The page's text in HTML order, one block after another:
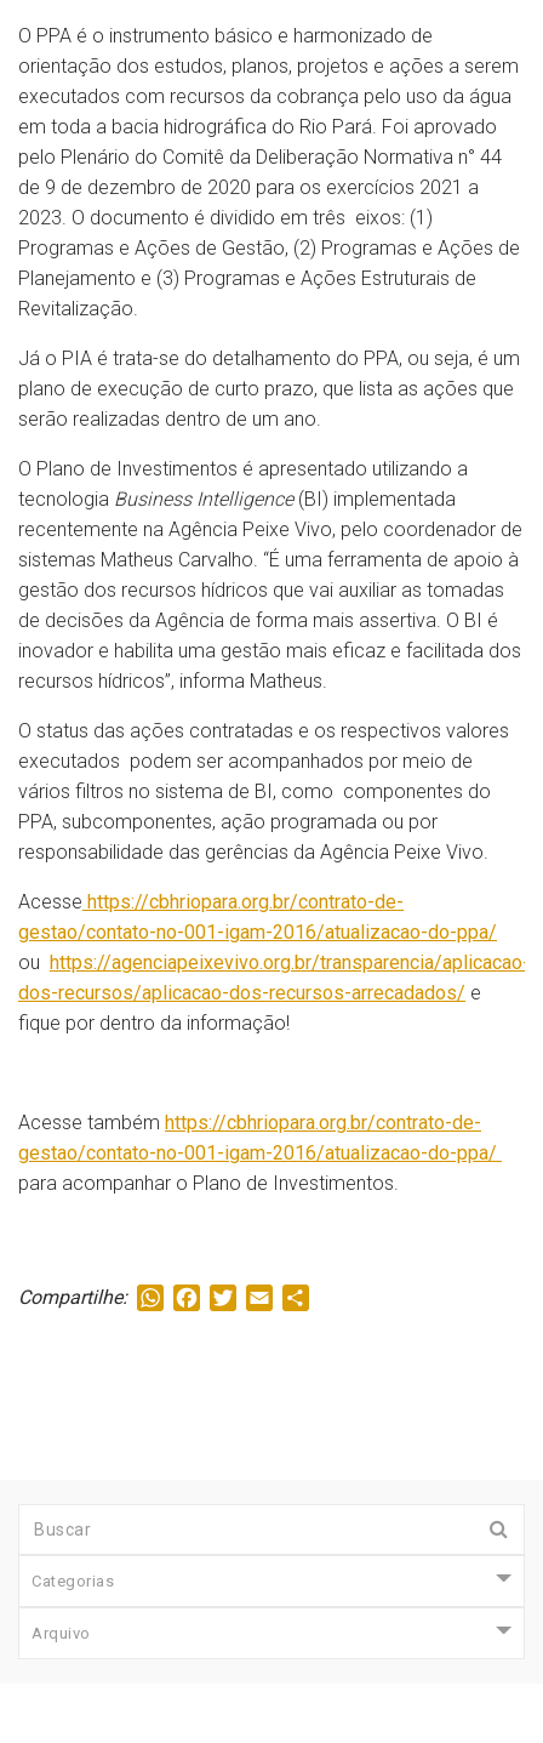
O PPA é o instrumento básico e harmonizado de
orientação dos estudos, planos, projetos e ações a serem
executados com recursos da cobrança pelo uso da água
em toda a bacia hidrográfica do Rio Pará. Foi aprovado
pelo Plenário do Comitê da Deliberação Normativa n° 44
de 9 de dezembro de 2020 para os exercícios 2021 a
2023. O documento é dividido em três eixos: (1)
Programas e Ações de Gestão, (2) Programas e Ações de
Planejamento e (3) Programas e Ações Estruturais de
Revitalização.
Já o PIA é trata-se do detalhamento do PPA, ou seja, é um
plano de execução de curto prazo, que lista as ações que
serão realizadas dentro de um ano.
O Plano de Investimentos é apresentado utilizando a
tecnologia Business Intelligence (BI) implementada
recentemente na Agência Peixe Vivo, pelo coordenador de
sistemas Matheus Carvalho. “É uma ferramenta de apoio à
gestão dos recursos hídricos que vai auxiliar as tomadas
de decisões da Agência de forma mais assertiva. O BI é
inovador e habilita uma gestão mais eficaz e facilitada dos
recursos hídricos”, informa Matheus.
O status das ações contratadas e os respectivos valores
executados podem ser acompanhados por meio de
vários filtros no sistema de BI, como componentes do
PPA, subcomponentes, ação programada ou por
responsabilidade das gerências da Agência Peixe Vivo.
Acesse https://cbhriopara.org.br/contrato-de-
gestao/contato-no-001-igam-2016/atualizacao-do-ppa/
ou https://agenciapeixevivo.org.br/transparencia/aplicacao-
dos-recursos/aplicacao-dos-recursos-arrecadados/ e
fique por dentro da informação!
Acesse também https://cbhriopara.org.br/contrato-de-
gestao/contato-no-001-igam-2016/atualizacao-do-ppa/
para acompanhar o Plano de Investimentos.
Compartilhe: WhatsApp
FacebookTwitterEmail
Categorias
Arquivo